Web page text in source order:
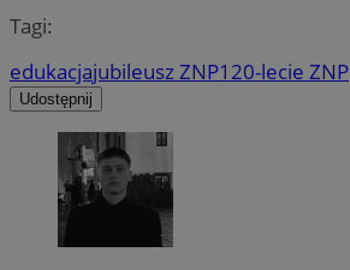
Tagi:
edukacjajubileusz ZNP120-lecie ZNP
Udostępnij